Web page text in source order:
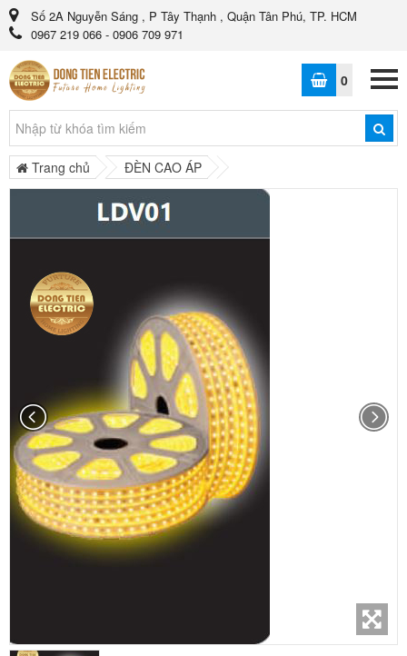
Số 2A Nguyễn Sáng , P Tây Thạnh , Quận Tân Phú, TP. HCM
0967 219 066 - 0906 709 971
0
Trang chủ ĐÈN CAO ÁP